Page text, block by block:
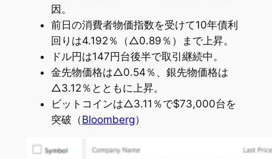
因。
前日の消費者物価指数を受けて10年債利
回りは4.192％（△0.89％）まで上昇。
ドル円は147円台後半で取引継続中。
金先物価格は△0.54％、銀先物価格は
△3.12％とともに上昇。
ビットコインは△3.11％で$73,000台を
突破（Bloomberg）